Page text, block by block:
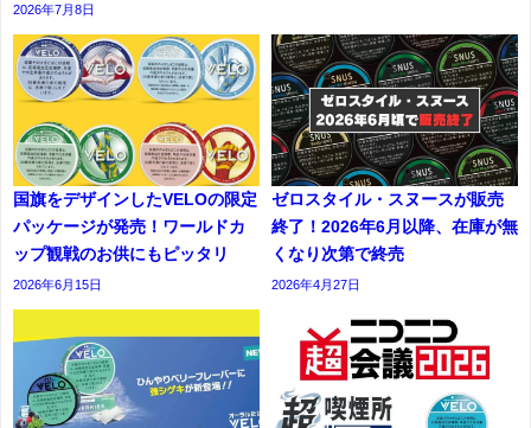
2026年7月8日
国旗をデザインしたVELOの限定
パッケージが発売！ワールドカ
ップ観戦のお供にもピッタリ
2026年6月15日
ゼロスタイル・スヌースが販売
終了！2026年6月以降、在庫が無
くなり次第で終売
2026年4月27日